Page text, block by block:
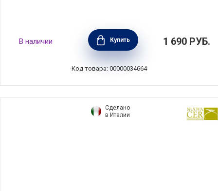
Маслёнка Indulgence 20х12 см, фарфор,
цвет синий, Maxwell & Williams, MW451-
IA0398
В наличии Купить 1 690 РУБ.
Код товара: 00000034664
Сделано
в Италии